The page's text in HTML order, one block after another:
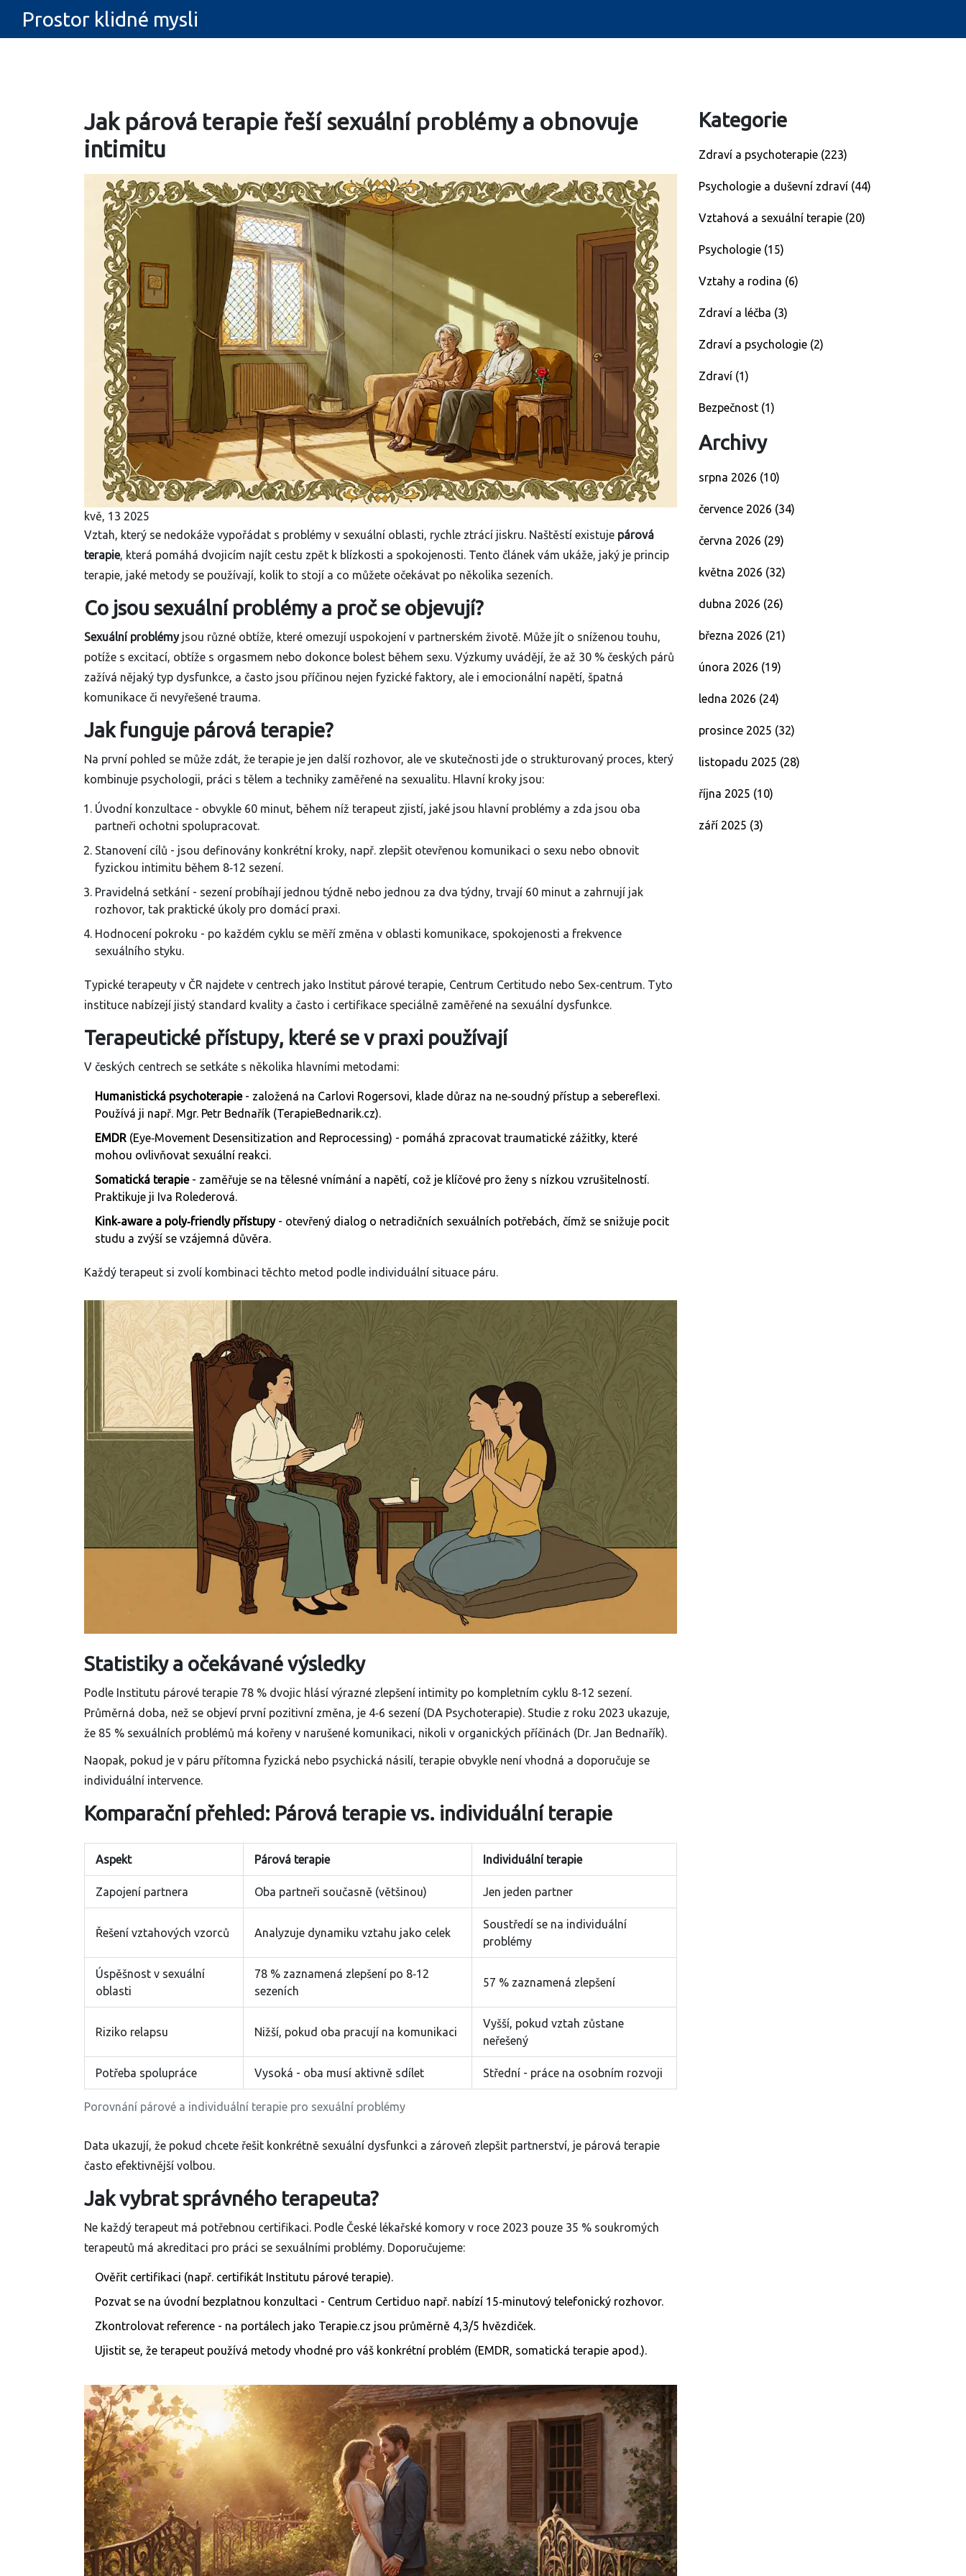
Prostor klidné mysli
Jak párová terapie řeší sexuální problémy a obnovuje
intimitu
kvě, 13 2025
Vztah, který se nedokáže vypořádat s problémy v sexuální oblasti, rychle ztrácí jiskru. Naštěstí existuje párová
terapie, která pomáhá dvojicím najít cestu zpět k blízkosti a spokojenosti. Tento článek vám ukáže, jaký je princip
terapie, jaké metody se používají, kolik to stojí a co můžete očekávat po několika sezeních.
Co jsou sexuální problémy a proč se objevují?
Sexuální problémyjsou různé obtíže, které omezují uspokojení v partnerském životě. Může jít o sníženou touhu,
potíže s excitací, obtíže s orgasmem nebo dokonce bolest během sexu. Výzkumy uvádějí, že až 30 % českých párů
zažívá nějaký typ dysfunkce, a často jsou příčinou nejen fyzické faktory, ale i emocionální napětí, špatná
komunikace či nevyřešené trauma.
Jak funguje párová terapie?
Na první pohled se může zdát, že terapie je jen další rozhovor, ale ve skutečnosti jde o strukturovaný proces, který
kombinuje psychologii, práci s tělem a techniky zaměřené na sexualitu. Hlavní kroky jsou:
Úvodní konzultace - obvykle 60 minut, během níž terapeut zjistí, jaké jsou hlavní problémy a zda jsou oba
partneři ochotni spolupracovat.
Stanovení cílů - jsou definovány konkrétní kroky, např. zlepšit otevřenou komunikaci o sexu nebo obnovit
fyzickou intimitu během 8‑12 sezení.
Pravidelná setkání - sezení probíhají jednou týdně nebo jednou za dva týdny, trvají 60 minut a zahrnují jak
rozhovor, tak praktické úkoly pro domácí praxi.
Hodnocení pokroku - po každém cyklu se měří změna v oblasti komunikace, spokojenosti a frekvence
sexuálního styku.
Typické terapeuty v ČR najdete v centrech jako Institut párové terapie, Centrum Certitudo nebo Sex‑centrum. Tyto
instituce nabízejí jistý standard kvality a často i certifikace speciálně zaměřené na sexuální dysfunkce.
Terapeutické přístupy, které se v praxi používají
V českých centrech se setkáte s několika hlavními metodami:
Humanistická psychoterapie- založená na Carlovi Rogersovi, klade důraz na ne‑soudný přístup a sebereflexi.
Používá ji např. Mgr. Petr Bednařík (TerapieBednarik.cz).
EMDR (Eye‑Movement Desensitization and Reprocessing) - pomáhá zpracovat traumatické zážitky, které
mohou ovlivňovat sexuální reakci.
Somatická terapie- zaměřuje se na tělesné vnímání a napětí, což je klíčové pro ženy s nízkou vzrušitelností.
Praktikuje ji Iva Rolederová.
Kink‑aware a poly‑friendly přístupy- otevřený dialog o netradičních sexuálních potřebách, čímž se snižuje pocit
studu a zvýší se vzájemná důvěra.
Každý terapeut si zvolí kombinaci těchto metod podle individuální situace páru.
Statistiky a očekávané výsledky
Podle Institutu párové terapie 78 % dvojic hlásí výrazné zlepšení intimity po kompletním cyklu 8‑12 sezení.
Průměrná doba, než se objeví první pozitivní změna, je 4‑6 sezení (DA Psychoterapie). Studie z roku 2023 ukazuje,
že 85 % sexuálních problémů má kořeny v narušené komunikaci, nikoli v organických příčinách (Dr. Jan Bednařík).
Naopak, pokud je v páru přítomna fyzická nebo psychická násilí, terapie obvykle není vhodná a doporučuje se
individuální intervence.
Komparační přehled: Párová terapie vs. individuální terapie
Porovnání párové a individuální terapie pro sexuální problémy
Aspekt Párová terapie Individuální terapie
Zapojení partnera Oba partneři současně (většinou) Jen jeden partner
Řešení vztahových vzorců Analyzuje dynamiku vztahu jako celek
Soustředí se na individuální
problémy
Úspěšnost v sexuální
oblasti
78 % zaznamená zlepšení po 8‑12
sezeních
57 % zaznamená zlepšení
Riziko relapsu Nižší, pokud oba pracují na komunikaci
Vyšší, pokud vztah zůstane
neřešený
Potřeba spolupráce Vysoká - oba musí aktivně sdílet Střední - práce na osobním rozvoji
Data ukazují, že pokud chcete řešit konkrétně sexuální dysfunkci a zároveň zlepšit partnerství, je párová terapie
často efektivnější volbou.
Jak vybrat správného terapeuta?
Ne každý terapeut má potřebnou certifikaci. Podle České lékařské komory v roce 2023 pouze 35 % soukromých
terapeutů má akreditaci pro práci se sexuálními problémy. Doporučujeme:
Ověřit certifikaci (např. certifikát Institutu párové terapie).
Pozvat se na úvodní bezplatnou konzultaci - Centrum Certiduo např. nabízí 15‑minutový telefonický rozhovor.
Zkontrolovat reference - na portálech jako Terapie.cz jsou průměrně 4,3/5 hvězdiček.
Ujistit se, že terapeut používá metody vhodné pro váš konkrétní problém (EMDR, somatická terapie apod.).
Kategorie
Zdraví a psychoterapie (223)
Psychologie a duševní zdraví (44)
Vztahová a sexuální terapie (20)
Psychologie (15)
Vztahy a rodina (6)
Zdraví a léčba (3)
Zdraví a psychologie (2)
Zdraví (1)
Bezpečnost (1)
Archivy
srpna 2026 (10)
července 2026 (34)
června 2026 (29)
května 2026 (32)
dubna 2026 (26)
března 2026 (21)
února 2026 (19)
ledna 2026 (24)
prosince 2025 (32)
listopadu 2025 (28)
října 2025 (10)
září 2025 (3)